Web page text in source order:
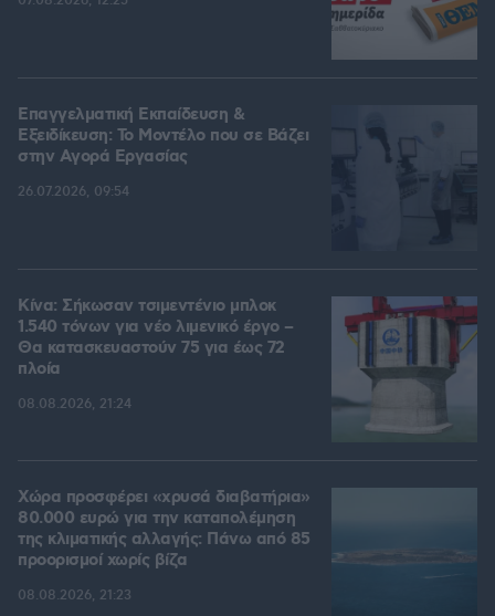
Επαγγελματική Εκπαίδευση &
Εξειδίκευση: Το Mοντέλο που σε Bάζει
στην Aγορά Eργασίας
26.07.2026, 09:54
Κίνα: Σήκωσαν τσιμεντένιο μπλοκ
1.540 τόνων για νέο λιμενικό έργο –
Θα κατασκευαστούν 75 για έως 72
πλοία
08.08.2026, 21:24
Χώρα προσφέρει «χρυσά διαβατήρια»
80.000 ευρώ για την καταπολέμηση
της κλιματικής αλλαγής: Πάνω από 85
προορισμοί χωρίς βίζα
08.08.2026, 21:23